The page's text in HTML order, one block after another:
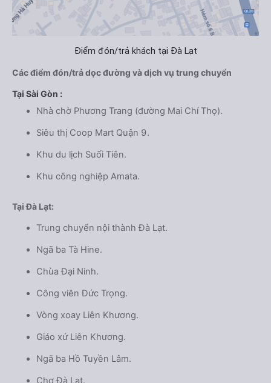
Điểm đón/trả khách tại Đà Lạt
Các điểm đón/trả dọc đường và dịch vụ trung chuyển
Tại Sài Gòn :
Nhà chờ Phương Trang (đường Mai Chí Thọ).
Siêu thị Coop Mart Quận 9.
Khu du lịch Suối Tiên.
Khu công nghiệp Amata.
Tại Đà Lạt:
Trung chuyển nội thành Đà Lạt.
Ngã ba Tà Hine.
Chùa Đại Ninh.
Công viên Đức Trọng.
Vòng xoay Liên Khương.
Giáo xứ Liên Khương.
Ngã ba Hồ Tuyền Lâm.
Chợ Đà Lạt.